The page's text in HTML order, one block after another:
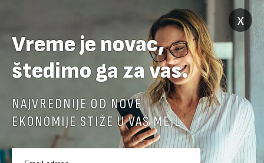
POVEZANI SADRŽAJI
x
Vreme je novac,
štedimo ga za vas.
NAJVREDNIJE OD NOVE
EKONOMIJE STIŽE U VAŠ MEJL.